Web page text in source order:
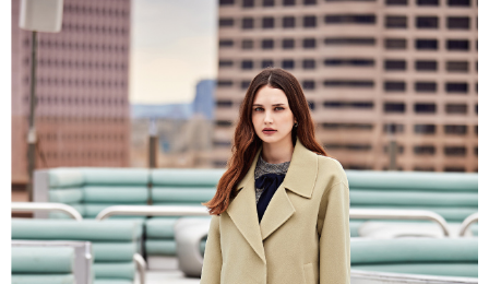
1.分期款項不併入電信帳單，「大哥付你分期」於每月結算日後寄送繳費提
醒簡訊。
2.透過簡訊連結打開帳單後，可選擇「超商條碼／台灣大直營門市／銀行轉
帳／街口支付／iPASS MONEY」等通路繳費。
【注意事項】
1.本服務係由「台灣大哥大股份有限公司」（以下簡稱本公司）所提供，讓
用戶於交易時，得透過本服務購買商品或服務，並由商店將買賣／分期付款
買賣價金債權讓與本公司後，依約使用本公司帳單繳交帳款。
2.基於同意付款使用「大哥付你分期」之契約關係目的，商店將以您的個人
資料（包含姓名、電話或地址）提供予台灣大哥大進項蒐集、處理及利用，
由本公司與您本人進行分期帳單所需資料之確認、核對及更正。
3.完整用戶服務條款，請詳閱以下連結： https://oppay.tw/userRule
【「AFTEE先享後付」結帳流程】
１．於結帳方式選擇「AFTEE先享後付」後，將跳轉至「AFTEE先享後付」
結帳頁面，進行簡訊認證並確認金額後，即可完成結帳。
２．訂單成立數日內，您將收到繳費通知簡訊。
３．收到繳費通知簡訊後14天內，點擊此簡訊中的連結，可透過四大超商／
ATM／網路銀行／等多元方式進行付款，方視為交易完成。
※ 請注意：結帳手續完成當下不需立刻繳費，但若您需要取消訂單，請聯絡
購買商品的店家。未經商家同意取消之訂單仍視為有效，需透過AFTEE先享
後付繳納相關費用。
※ 交易是否成功請以「AFTEE先享後付 」之結帳頁面顯示為準，若有關於
是否繳費成功／繳費後需取消欲退款等相關疑問，請聯繫「AFTEE先享後付
客戶支援中心」https://netprotections.freshdesk.com/support/home
【注意事項】
付款後全家取貨
每筆NT$120，滿NT$2,500(含以上)免運費
萊爾富取貨付款
每筆NT$120，滿NT$2,500(含以上)免運費
付款後萊爾富取貨
每筆NT$120，滿NT$2,500(含以上)免運費
7-11取貨付款
每筆NT$120，滿NT$2,500(含以上)免運費